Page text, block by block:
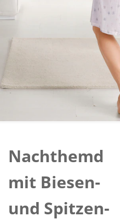
Nachthemd
mit Biesen-
und Spitzen-